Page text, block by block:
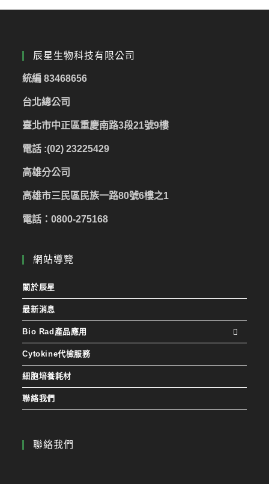
辰星生物科技有限公司
統編 83468656
台北總公司
臺北市中正區重慶南路3段21號9樓
電話 :(02) 23225429
高雄分公司
高雄市三民區民族一路80號6樓之1
電話：0800-275168
網站導覽
關於辰星
最新消息
Bio Rad產品應用
Cytokine代檢服務
細胞培養耗材
聯絡我們
聯絡我們